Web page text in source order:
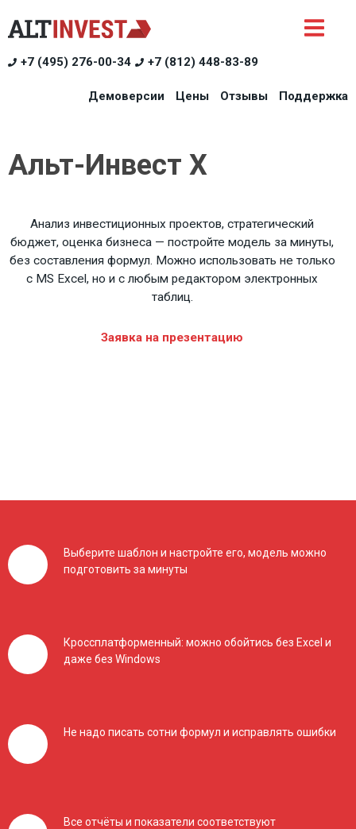
+7 (495) 276-00-34 +7 (812) 448-83-89
Демоверсии Цены Отзывы Поддержка
Альт-Инвест Х
Анализ инвестиционных проектов, стратегический
бюджет, оценка бизнеса — постройте модель за минуты,
без составления формул. Можно использовать не только
с MS Excel, но и с любым редактором электронных
таблиц.
Заявка на презентацию
Выберите шаблон и настройте его, модель можно
подготовить за минуты
Кроссплатформенный: можно обойтись без Excel и
даже без Windows
Не надо писать сотни формул и исправлять ошибки
Все отчёты и показатели соответствуют